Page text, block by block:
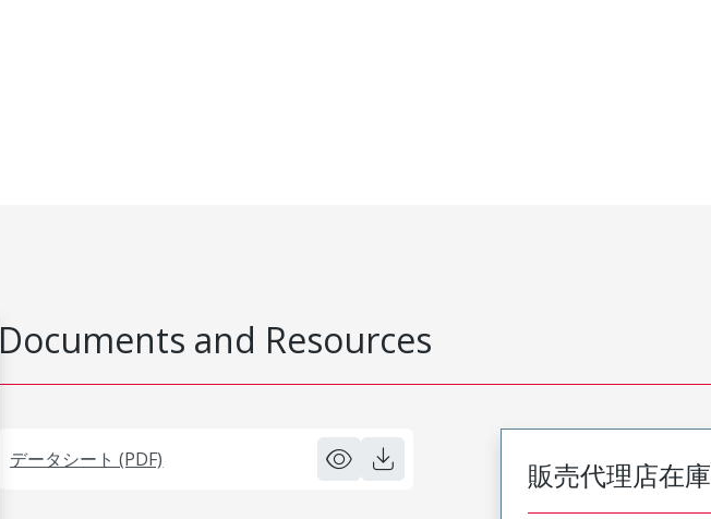
Documents and Resources
データシート (PDF) 販売代理店在庫